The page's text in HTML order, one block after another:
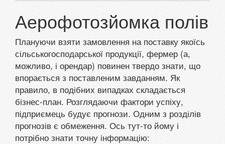
Аерофотозйомка полів
Плануючи взяти замовлення на поставку якоїсь
сільськогосподарської продукції, фермер (а,
можливо, і орендар) повинен твердо знати, що
впорається з поставленим завданням. Як
правило, в подібних випадках складається
бізнес-план. Розглядаючи фактори успіху,
підприємець будує прогнози. Одним з розділів
прогнозів є обмеження. Ось тут-то йому і
потрібно знати точну інформацію: